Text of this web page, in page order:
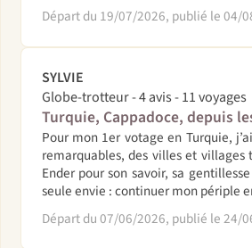
Départ du 19/07/2026, publié le 04/
SYLVIE
Globe-trotteur - 4 avis - 11 voyages
Turquie, Cappadoce, depuis
Pour mon 1er votage en Turquie,
remarquables, des villes et
Ender pour son savoir, sa
seule envie : continuer mon périple
Départ du 07/06/2026, publié le 24/